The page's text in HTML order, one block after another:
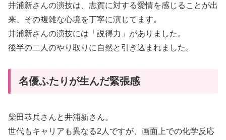
井浦新さんの演技は、志賀に対する愛情を感じることが出
来、その複雑な心境を丁寧に演じてます。
井浦新さんの演技には「説得力」がありました。
後半の二人のやり取りに自然と引き込まれました。
名優ふたりが生んだ緊張感
柴田恭兵さんと井浦新さん。
世代もキャリアも異なる2人ですが、画面上での化学反応